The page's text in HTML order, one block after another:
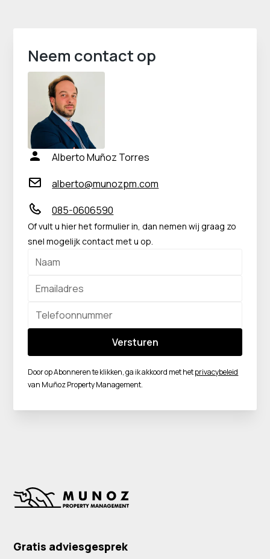
Neem contact op
Alberto Muñoz Torres
alberto@munozpm.com
085-0606590
Of vult u hier het formulier in, dan nemen wij graag zo
snel mogelijk contact met u op.
Door op Abonneren te klikken, ga ik akkoord met hetprivacybeleid
van Muñoz Property Management.
Gratis adviesgesprek